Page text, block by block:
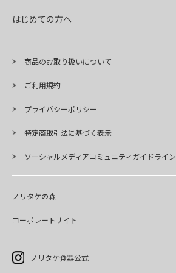
はじめての方へ
商品のお取り扱いについて
ご利用規約
プライバシーポリシー
特定商取引法に基づく表示
ソーシャルメディアコミュニティガイドライン
ノリタケの森
コーポレートサイト
ノリタケ食器公式